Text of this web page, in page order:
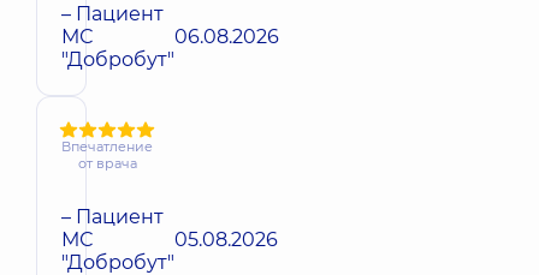
– Пациент
МС
"Добробут"
06.08.2026
Впечатление
от врача
– Пациент
МС
"Добробут"
05.08.2026